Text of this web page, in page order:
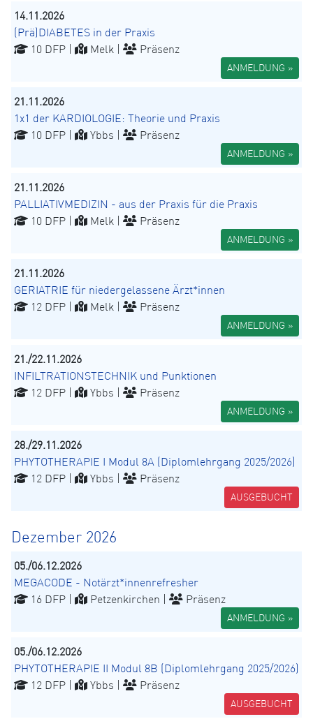
14.11.2026
(Prä)DIABETES in der Praxis
10 DFP |
Melk | Präsenz
ANMELDUNG »
21.11.2026
1x1 der KARDIOLOGIE: Theorie und Praxis
10 DFP |
Ybbs | Präsenz
ANMELDUNG »
21.11.2026
PALLIATIVMEDIZIN - aus der Praxis für die Praxis
10 DFP |
Melk | Präsenz
ANMELDUNG »
21.11.2026
GERIATRIE für niedergelassene Ärzt*innen
12 DFP |
Melk | Präsenz
ANMELDUNG »
21./22.11.2026
INFILTRATIONSTECHNIK und Punktionen
12 DFP |
Ybbs | Präsenz
ANMELDUNG »
28./29.11.2026
PHYTOTHERAPIE I Modul 8A (Diplomlehrgang 2025/2026)
12 DFP |
Ybbs | Präsenz
AUSGEBUCHT
Dezember 2026
05./06.12.2026
MEGACODE - Notärzt*innenrefresher
16 DFP |
Petzenkirchen | Präsenz
ANMELDUNG »
05./06.12.2026
PHYTOTHERAPIE II Modul 8B (Diplomlehrgang 2025/2026)
12 DFP |
Ybbs | Präsenz
AUSGEBUCHT